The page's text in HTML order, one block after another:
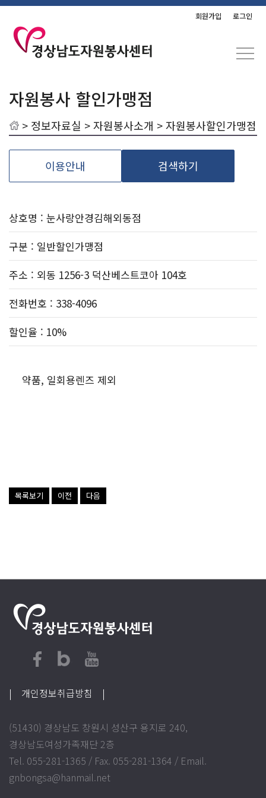
회원가입 로그인
자원봉사 할인가맹점
> 정보자료실 >자원봉사소개 > 자원봉사할인가맹점
이용안내 검색하기
상호명 : 눈사랑안경김해외동점
구분 : 일반할인가맹점
주소 : 외동 1256-3 덕산베스트코아 104호
전화번호 : 338-4096
할인율 : 10%
약품, 일회용렌즈 제외
목록보기 이전 다음
| 개인정보취급방침 |
(51430) 경상남도 창원시 성산구 용지로 240,
경상남도여성가족재단 2층
Tel. 055-281-1365 / Fax. 055-281-1364 / Email.
gnbongsa@hanmail.net